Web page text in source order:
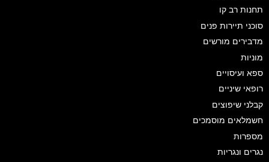
תחנות רב קו
סוכני תיירות פנים
מדבירים מורשים
מוניות
ספא ועיסויים
רופאי שיניים
קבלני שיפוצים
חשמלאים מוסמכים
מספרות
נגרים ונגריות